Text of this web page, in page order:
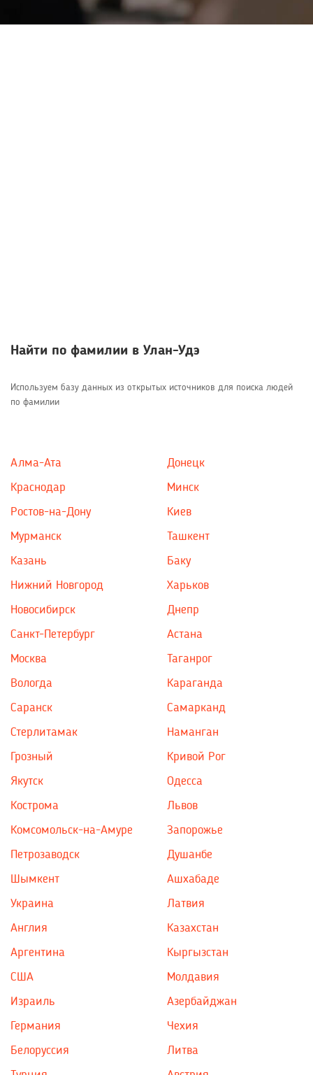
Найти по фамилии в Улан-Удэ
Используем базу данных из открытых источников для поиска людей
по фамилии
Алма-Ата
Краснодар
Ростов-на-Дону
Мурманск
Казань
Нижний Новгород
Новосибирск
Санкт-Петербург
Москва
Донецк
Минск
Киев
Ташкент
Баку
Харьков
Днепр
Астана
Таганрог
Вологда
Саранск
Стерлитамак
Грозный
Якутск
Кострома
Комсомольск-на-Амуре
Петрозаводск
Шымкент
Караганда
Самарканд
Наманган
Кривой Рог
Одесса
Львов
Запорожье
Душанбе
Ашхабаде
Украина
Англия
Аргентина
США
Израиль
Латвия
Казахстан
Кыргызстан
Молдавия
Азербайджан
Германия
Белоруссия
Чехия
Литва